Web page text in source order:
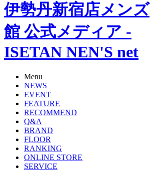
伊勢丹新宿店メンズ
館 公式メディア -
ISETAN NEN'S net
Menu
NEWS
EVENT
FEATURE
RECOMMEND
Q&A
BRAND
FLOOR
RANKING
ONLINE STORE
SERVICE